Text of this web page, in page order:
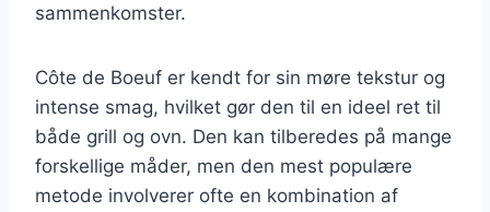
sammenkomster.
Côte de Boeuf er kendt for sin møre tekstur og
intense smag, hvilket gør den til en ideel ret til
både grill og ovn. Den kan tilberedes på mange
forskellige måder, men den mest populære
metode involverer ofte en kombination af